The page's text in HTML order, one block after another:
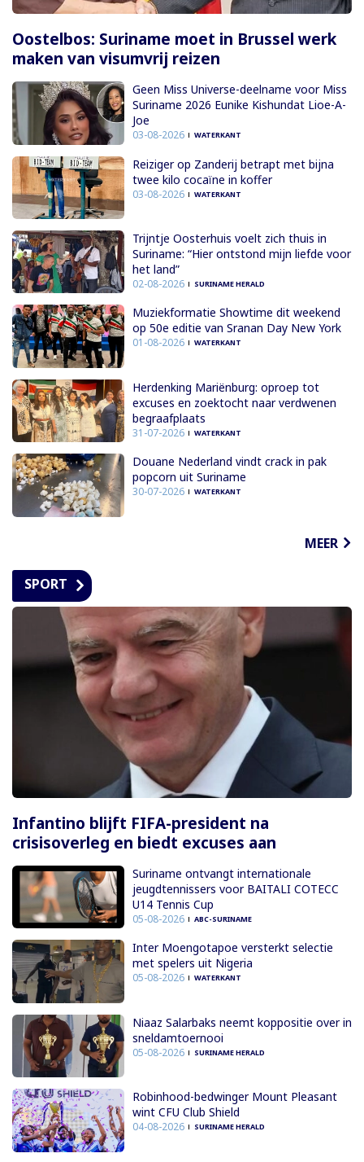
Oostelbos: Suriname moet in Brussel werk
maken van visumvrij reizen
Geen Miss Universe-deelname voor Miss
Suriname 2026 Eunike Kishundat Lioe-A-
Joe
03-08-2026 WATERKANT
Reiziger op Zanderij betrapt met bijna
twee kilo cocaïne in koffer
03-08-2026 WATERKANT
Trijntje Oosterhuis voelt zich thuis in
Suriname: “Hier ontstond mijn liefde voor
het land”
02-08-2026 SURINAME HERALD
Muziekformatie Showtime dit weekend
op 50e editie van Sranan Day New York
01-08-2026 WATERKANT
Herdenking Mariënburg: oproep tot
excuses en zoektocht naar verdwenen
begraafplaats
31-07-2026 WATERKANT
Douane Nederland vindt crack in pak
popcorn uit Suriname
30-07-2026 WATERKANT
MEER
SPORT
Infantino blijft FIFA-president na
crisisoverleg en biedt excuses aan
Suriname ontvangt internationale
jeugdtennissers voor BAITALI COTECC
U14 Tennis Cup
05-08-2026 ABC-SURINAME
Inter Moengotapoe versterkt selectie
met spelers uit Nigeria
05-08-2026 WATERKANT
Niaaz Salarbaks neemt koppositie over in
sneldamtoernooi
05-08-2026 SURINAME HERALD
Robinhood-bedwinger Mount Pleasant
wint CFU Club Shield
04-08-2026 SURINAME HERALD